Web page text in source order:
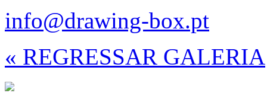
info@drawing-box.pt
« REGRESSAR GALERIA